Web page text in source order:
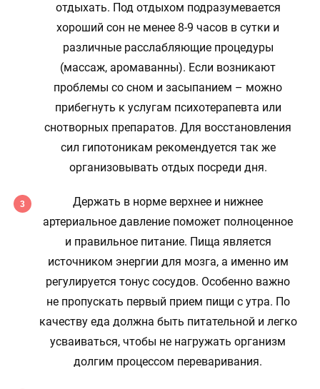
отдыхать. Под отдыхом подразумевается
хороший сон не менее 8-9 часов в сутки и
различные расслабляющие процедуры
(массаж, аромаванны). Если возникают
проблемы со сном и засыпанием – можно
прибегнуть к услугам психотерапевта или
снотворных препаратов. Для восстановления
сил гипотоникам рекомендуется так же
организовывать отдых посреди дня.
Держать в норме верхнее и нижнее
артериальное давление поможет полноценное
и правильное питание. Пища является
источником энергии для мозга, а именно им
регулируется тонус сосудов. Особенно важно
не пропускать первый прием пищи с утра. По
качеству еда должна быть питательной и легко
усваиваться, чтобы не нагружать организм
долгим процессом переваривания.